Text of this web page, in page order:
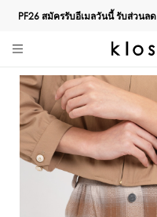
PF26 สมัครรับอีเมลวันนี้ รับส่วนลด